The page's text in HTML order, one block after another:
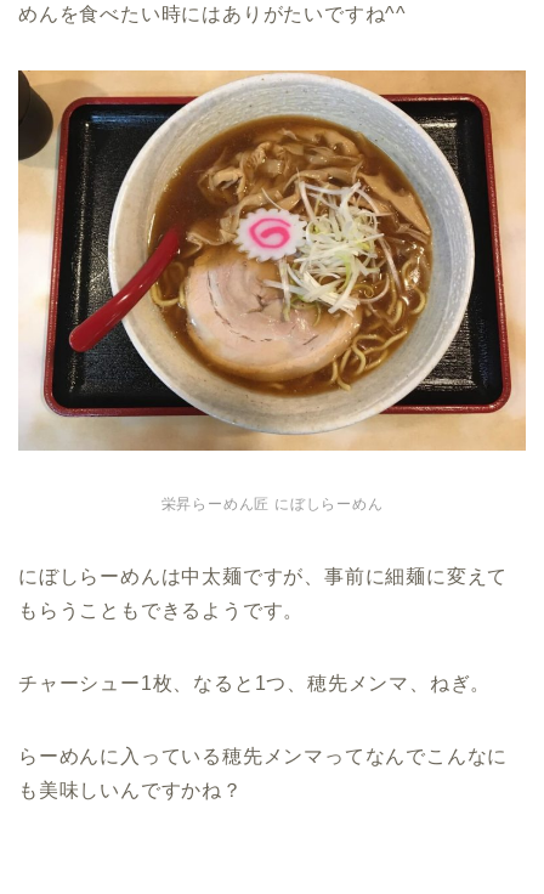
めんを食べたい時にはありがたいですね^^
栄昇らーめん匠 にぼしらーめん
にぼしらーめんは中太麺ですが、事前に細麺に変えて
もらうこともできるようです。
チャーシュー1枚、なると1つ、穂先メンマ、ねぎ。
らーめんに入っている穂先メンマってなんでこんなに
も美味しいんですかね？